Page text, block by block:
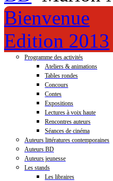
Bienvenue
Edition 2013
Programme des activités
Ateliers & animations
Tables rondes
Concours
Contes
Expositions
Lectures à voix haute
Rencontres auteurs
Séances de cinéma
Auteurs littératures contemporaines
Auteurs BD
Auteurs jeunesse
Les stands
Les libraires